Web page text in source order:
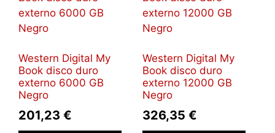
Western Digital My
Book disco duro
externo 6000 GB
Negro
201,23 €
Western Digital My
Book disco duro
externo 12000 GB
Negro
326,35 €